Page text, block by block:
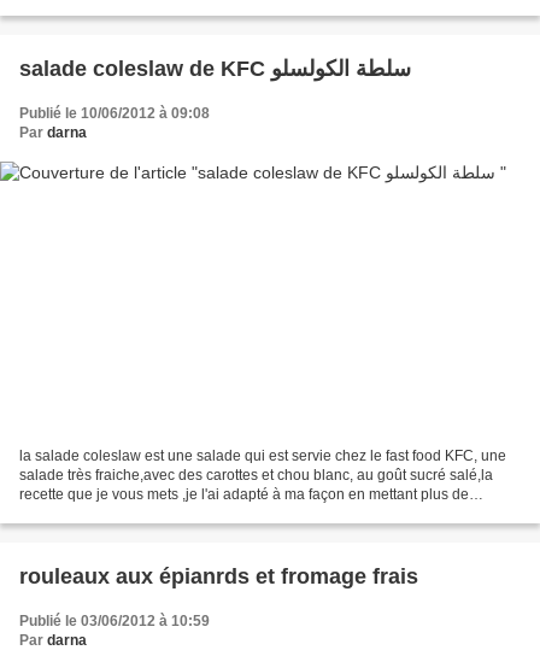
salade coleslaw de KFC سلطة الكولسلو
Publié le 10/06/2012 à 09:08
Par darna
la salade coleslaw est une salade qui est servie chez le fast food KFC, une
salade très fraiche,avec des carottes et chou blanc, au goût sucré salé,la
recette que je vous mets ,je l'ai adapté à ma façon en mettant plus de
rouleaux aux épianrds et fromage frais
Publié le 03/06/2012 à 10:59
Par darna